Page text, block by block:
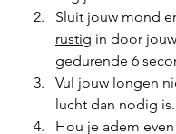
Sluit jouw mond
rustig in door
gedurende 6
Vul jouw longen
lucht dan nodig is.
Hou je adem